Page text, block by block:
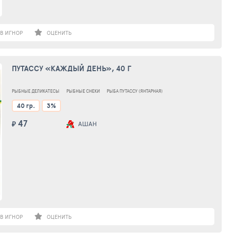
В ИГНОР ОЦЕНИТЬ
ПУТАССУ «КАЖДЫЙ ДЕНЬ», 40 Г
РЫБНЫЕ ДЕЛИКАТЕСЫ РЫБНЫЕ СНЕКИ РЫБА ПУТАССУ (ЯНТАРНАЯ)
40 гр. 3%
₽ 47 АШАН
В ИГНОР ОЦЕНИТЬ